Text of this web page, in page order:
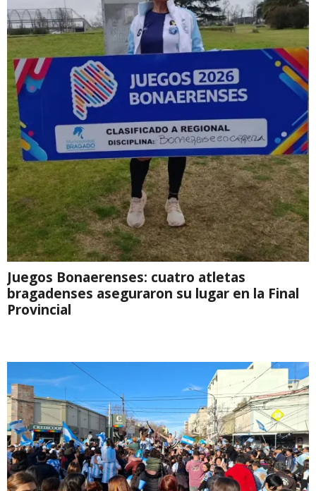
Juegos Bonaerenses: cuatro atletas
bragadenses aseguraron su lugar en la Final
Provincial